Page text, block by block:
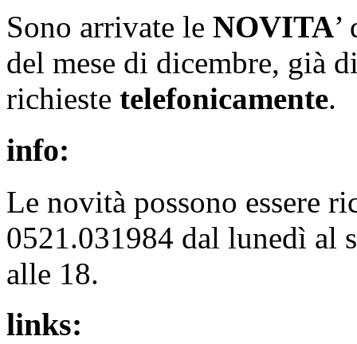
Sono arrivate le NOVITA
del mese di dicembre, già
richieste telefonicamente.
info:
Le novità possono essere
0521.031984 dal lunedì al
alle 18.
links: